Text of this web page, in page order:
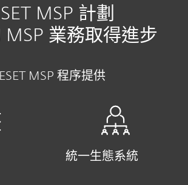
MSP 計劃
MSP 業務取得進步
ESET MSP 程序提供
統一生態系統